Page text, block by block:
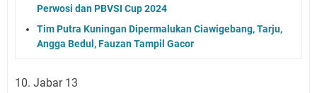
Perwosi dan PBVSI Cup 2024
Tim Putra Kuningan Dipermalukan Ciawigebang, Tarju,
Angga Bedul, Fauzan Tampil Gacor
10. Jabar 13